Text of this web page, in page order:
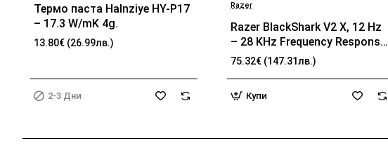
БЕСТСЕЛЪР
2-3 Дни
Термо паста Halnziye HY-P17
– 17.3 W/mK 4g.
13.80€ (26.99лв.)
2-3 Дни
Razer
Razer BlackShark V2 X, 12 Hz
– 28 KHz Frequency Response,
32 Ω (1 kHz) Impedance, Razer
TriForce Driver, Breathable
passive noise cancellation,
75.32€ (147.31лв.)
Купи